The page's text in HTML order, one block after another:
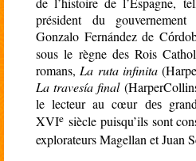
président du
Gonzalo Fernández de Có
sous le règne des Rois
romans,La ruta infinita
La travesía final
le lecteur au cœurdes
XVIe siècle puisqu’ils sont
explorateurs Magellan et Juan